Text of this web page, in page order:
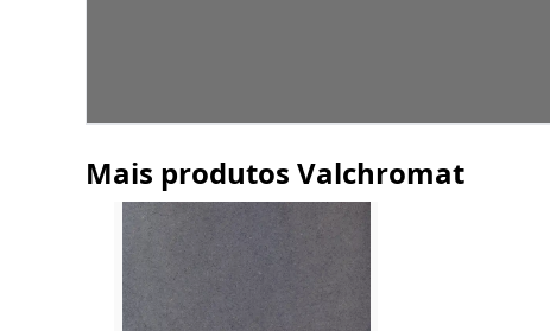
Mais produtos Valchromat
Imagem do Produto